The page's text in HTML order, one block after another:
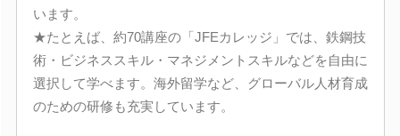
います。
★たとえば、約70講座の「JFEカレッジ」では、鉄鋼技
術・ビジネススキル・マネジメントスキルなどを自由に
選択して学べます。海外留学など、グローバル人材育成
のための研修も充実しています。